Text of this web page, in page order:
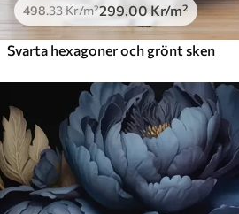
498.33Kr/m²299 .00 Kr/m²
Svarta hexagoner och grönt sken